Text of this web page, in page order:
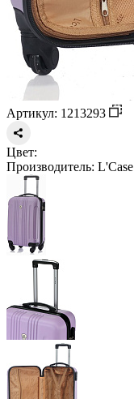
Артикул: 1213293
Цвет:
Производитель: L'Case